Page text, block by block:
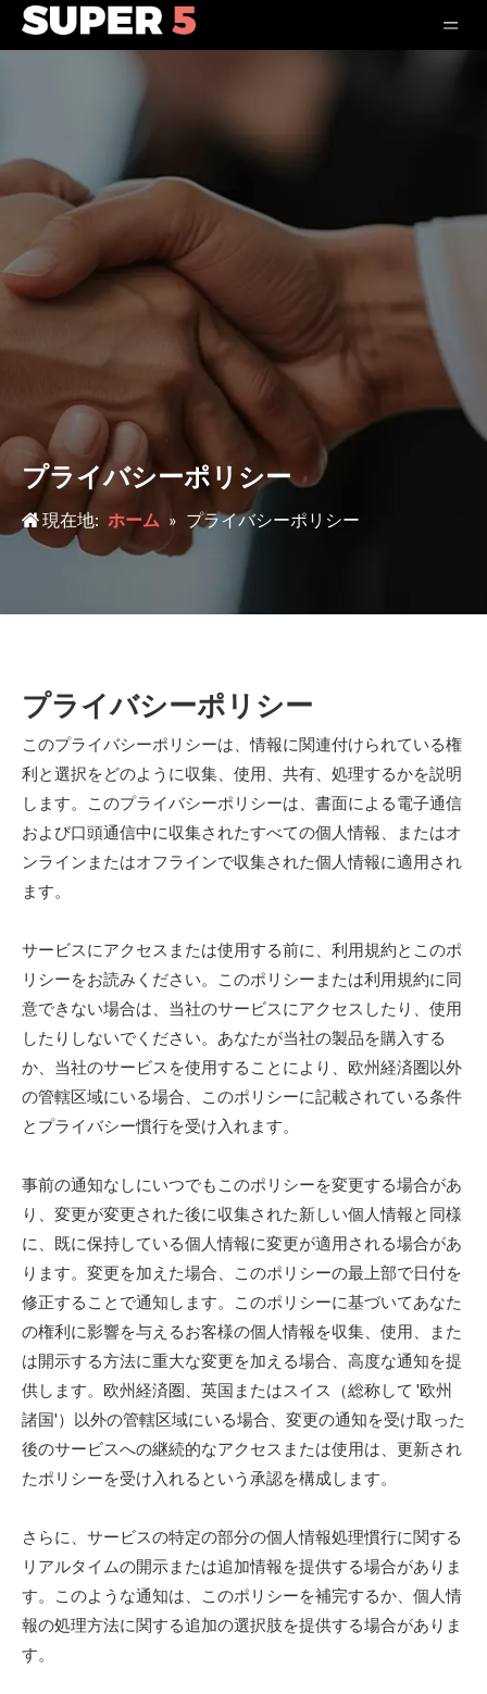
プライバシーポリシー
現在地: ホーム » プライバシーポリシー
プライバシーポリシー
このプライバシーポリシーは、情報に関連付けられている権
利と選択をどのように収集、使用、共有、処理するかを説明
します。このプライバシーポリシーは、書面による電子通信
および口頭通信中に収集されたすべての個人情報、またはオ
ンラインまたはオフラインで収集された個人情報に適用され
ます。
サービスにアクセスまたは使用する前に、利用規約とこのポ
リシーをお読みください。このポリシーまたは利用規約に同
意できない場合は、当社のサービスにアクセスしたり、使用
したりしないでください。あなたが当社の製品を購入する
か、当社のサービスを使用することにより、欧州経済圏以外
の管轄区域にいる場合、このポリシーに記載されている条件
とプライバシー慣行を受け入れます。
事前の通知なしにいつでもこのポリシーを変更する場合があ
り、変更が変更された後に収集された新しい個人情報と同様
に、既に保持している個人情報に変更が適用される場合があ
ります。変更を加えた場合、このポリシーの最上部で日付を
修正することで通知します。このポリシーに基づいてあなた
の権利に影響を与えるお客様の個人情報を収集、使用、また
は開示する方法に重大な変更を加える場合、高度な通知を提
供します。欧州経済圏、英国またはスイス（総称して '欧州
諸国'）以外の管轄区域にいる場合、変更の通知を受け取った
後のサービスへの継続的なアクセスまたは使用は、更新され
たポリシーを受け入れるという承認を構成します。
さらに、サービスの特定の部分の個人情報処理慣行に関する
リアルタイムの開示または追加情報を提供する場合がありま
す。このような通知は、このポリシーを補完するか、個人情
報の処理方法に関する追加の選択肢を提供する場合がありま
す。